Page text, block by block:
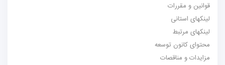
قوانین و مقررات
لینکهای استانی
لینکهای مرتبط
محتوای کانون توسعه
مزایدات و مناقصات